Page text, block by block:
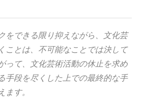
をできる限り抑えながら、文化芸
ことは、不可能なことでは決して
って、文化芸術活動の休止を求め
手段を尽くした上での最終的な手
ます。